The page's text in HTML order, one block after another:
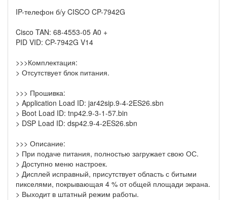
IP-телефон б/у CISCO CP-7942G
Cisco TAN: 68-4553-05 A0 +
PID VID: CP-7942G V14
>>>Комплектация:
> Отсутствует блок питания.
>>> Прошивка:
> Application Load ID: jar42sip.9-4-2ES26.sbn
> Boot Load ID: tnp42.9-3-1-57.bin
> DSP Load ID: dsp42.9-4-2ES26.sbn
>>> Описание:
> При подаче питания, полностью загружает свою ОС.
> Доступно меню настроек.
> Дисплей исправный, присутствует область с битыми
пикселями, покрывающая 4 % от общей площади экрана.
> Выходит в штатный режим работы.